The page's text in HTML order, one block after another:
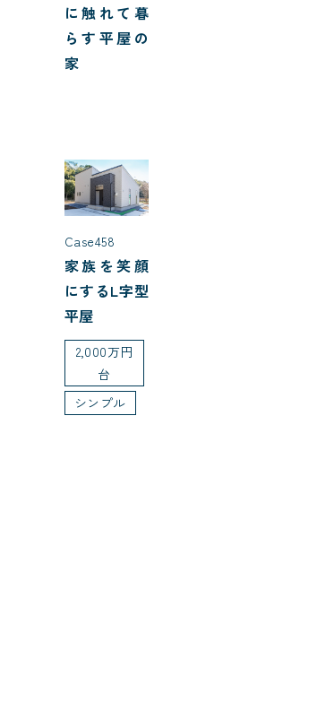
に触れて暮
らす平屋の
家
Case458
家族を笑顔
にするL字型
平屋
2,000万円
台
シンプル